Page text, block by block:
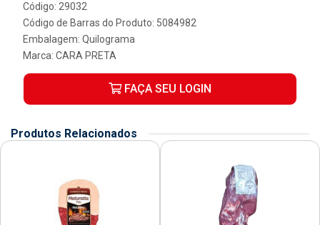
Código: 29032
Código de Barras do Produto: 5084982
Embalagem: Quilograma
Marca: CARA PRETA
FAÇA SEU LOGIN
Produtos Relacionados